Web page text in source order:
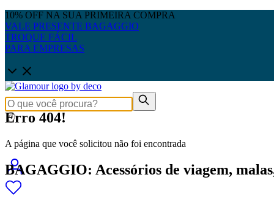
10% OFF NA SUA PRIMEIRA COMPRA
VALE PRESENTE BAGAGGIO
TROQUE FÁCIL
PARA EMPRESAS
Erro 404!
A página que você solicitou não foi encontrada
BAGAGGIO: Acessórios de viagem,